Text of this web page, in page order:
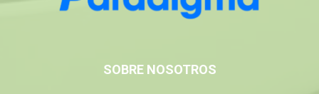
SOBRE NOSOTROS